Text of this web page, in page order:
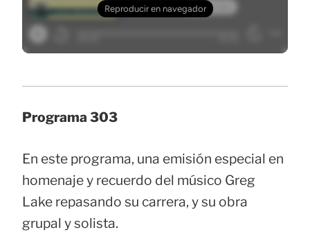
Programa 303
En este programa, una emisión especial en
homenaje y recuerdo del músico Greg
Lake repasando su carrera, y su obra
grupal y solista.